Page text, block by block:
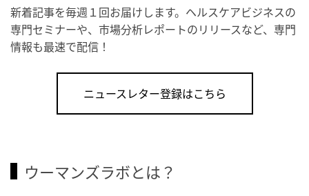
新着記事を毎週１回お届けします。ヘルスケアビジネスの
専門セミナーや、市場分析レポートのリリースなど、専門
情報も最速で配信！
ニュースレター登録はこちら
ウーマンズラボとは？